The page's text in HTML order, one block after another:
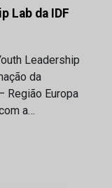
Lab da IDF
Leadership
da
Região Europa
a…